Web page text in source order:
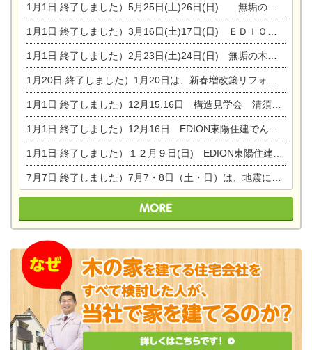
1月1日 終了しました）5月25日(土)26日(日) 無垢の木の家体感見学会開催☆
1月1日 終了しました）3月16日(土)17日(日) ＥＤＩＯＮ東陽住建でんき館 総決算まつり
1月1日 終了しました）2月23日(土)24日(日) 無垢の木の家 完成見学会
1月20日 終了しました）1月20日は、新春増改築リフォームまつり＆家の修理祭り＆家電まつりです。
1月1日 終了しました）12月15.16日 構造見学会 清須市西枇杷島町弁天
1月1日 終了しました）12月16日 EDION東陽住建でんき OPEN第二弾イベント！！
1月1日 終了しました）１２月９日(日) EDION東陽住建でんき館プレＯＰＥＮ！＆家の修理まつり
7月7日 終了しました）7月7・8日（土・日）は、地震に強くて安心！暮らしを楽しむ東濃ひのきの平屋の家体験見学会を開催します。ぜひお越しください。